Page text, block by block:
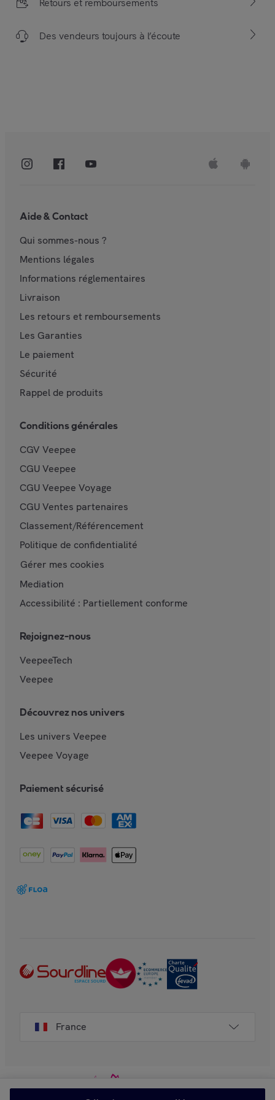
Retours et remboursements
Des vendeurs toujours à l’écoute
Aide & Contact
Qui sommes-nous ?
Mentions légales
Informations réglementaires
Livraison
Les retours et remboursements
Les Garanties
Le paiement
Sécurité
Rappel de produits
Conditions générales
CGV Veepee
CGU Veepee
CGU Veepee Voyage
CGU Ventes partenaires
Classement/Référencement
Politique de confidentialité
Gérer mes cookies
Mediation
Accessibilité : Partiellement conforme
Rejoignez-nous
VeepeeTech
Veepee
Découvrez nos univers
Les univers Veepee
Veepee Voyage
Paiement sécurisé
France